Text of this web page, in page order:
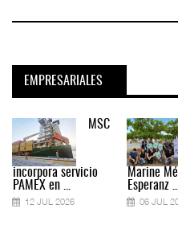
EMPRESARIALES
MSC
incorpora servicio
PAMEX en ...
12 JUL 2026
Marine
Esperanz ...
06 JUL